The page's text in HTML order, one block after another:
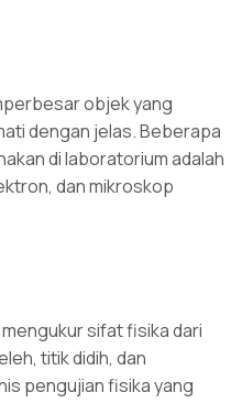
objek yang
dengan jelas. Beberapa
di laboratorium adalah
dan mikroskop
sifat fisika dari
titik didih, dan
pengujian fisika yang